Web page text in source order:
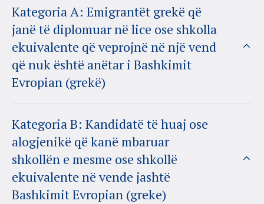
Kategoria A: Emigrantët grekë që
janë të diplomuar në lice ose shkolla
ekuivalente që veprojnë në një vend
që nuk është anëtar i Bashkimit
Evropian (grekë)
Kategoria B: Kandidatë të huaj ose
alogjenikë që kanë mbaruar
shkollën e mesme ose shkollë
ekuivalente në vende jashtë
Bashkimit Evropian (greke)